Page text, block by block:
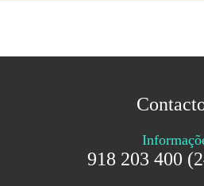
918 203 400